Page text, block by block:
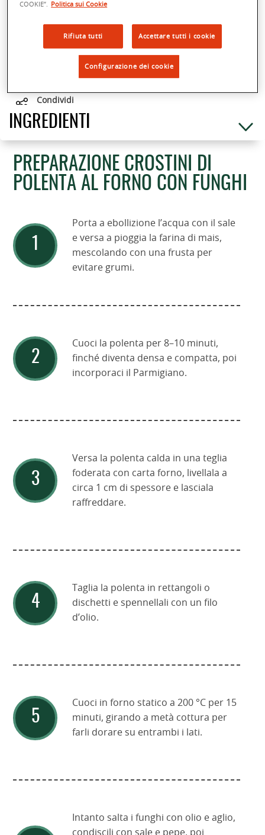
Condividi
INGREDIENTI
PREPARAZIONE CROSTINI DI
POLENTA AL FORNO CON FUNGHI
Porta a ebollizione l’acqua con il sale
e versa a pioggia la farina di mais,
mescolando con una frusta per
evitare grumi.
Cuoci la polenta per 8–10 minuti,
finché diventa densa e compatta, poi
incorporaci il Parmigiano.
Versa la polenta calda in una teglia
foderata con carta forno, livellala a
circa 1 cm di spessore e lasciala
raffreddare.
Taglia la polenta in rettangoli o
dischetti e spennellali con un filo
d’olio.
Cuoci in forno statico a 200 °C per 15
minuti, girando a metà cottura per
farli dorare su entrambi i lati.
Intanto salta i funghi con olio e aglio,
condiscili con sale e pepe, poi
COOKIE”.
Politica sui Cookie
Rifiuta tutti Accettare tutti i cookie
Configurazione dei cookie